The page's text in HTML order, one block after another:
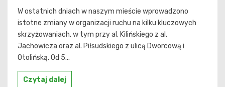
W ostatnich dniach w naszym mieście wprowadzono
istotne zmiany w organizacji ruchu na kilku kluczowych
skrzyżowaniach, w tym przy al. Kilińskiego z al.
Jachowicza oraz al. Piłsudskiego z ulicą Dworcową i
Otolińską. Od 5...
Czytaj dalej